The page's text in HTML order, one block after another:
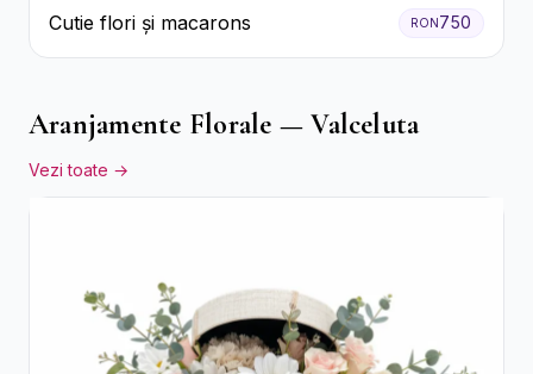
Cutie flori și macarons RON750
Aranjamente Florale — Valceluta
Vezi toate →